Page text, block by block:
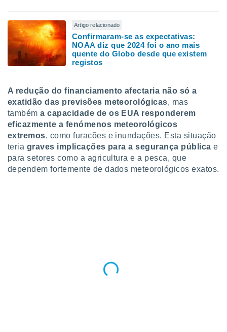
sitio
IP e
de
com
qual se
tal,
ou opor-
qualquer
em “
Artigo relacionado
Confirmaram-se as expectativas:
NOAA diz que 2024 foi o ano mais
quente do Globo desde que existem
registos
A redução do financiamento afectaria não só a
exatidão das previsões meteorológicas, mas
tambéma capacidade de os EUA responderem
eficazmente a fenómenos meteorológicos
extremos, como furacões e inundações. Esta situação
teria graves implicações para a segurança pública e
para setores como a agricultura e a pesca, que
dependem fortemente de dados meteorológicos exatos.